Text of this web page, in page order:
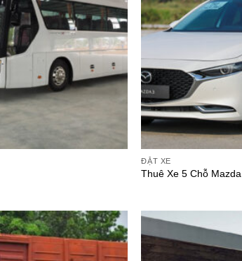
ĐẶT XE
Thuê Xe 5 Chỗ Mazda